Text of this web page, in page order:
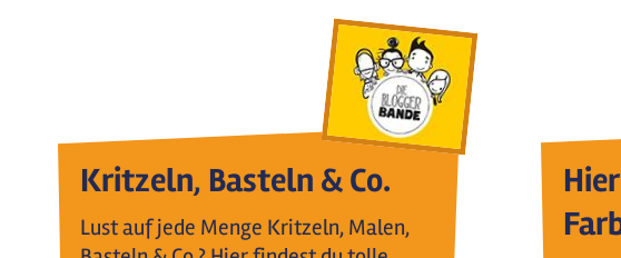
Kritzeln, Basteln & Co.
Lust auf jede Menge Kritzeln, Malen,